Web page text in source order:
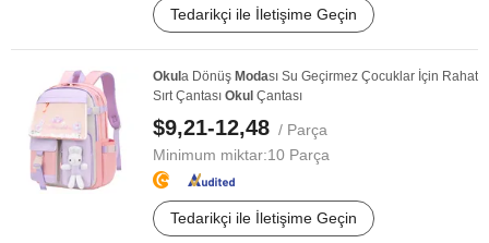
Tedarikçi ile İletişime Geçin
Okul a Dönüş Modası Su Geçirmez Çocuklar İçin Rahat
Sırt Çantası Okul Çantası
$9,21-12,48 / Parça
Minimum miktar:10 Parça
Tedarikçi ile İletişime Geçin